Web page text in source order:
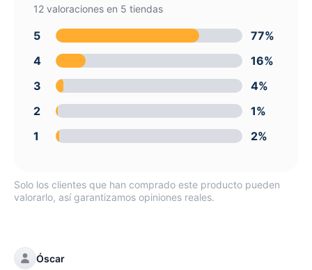
12 valoraciones en 5 tiendas
5
77%
4
16%
3
4%
2
1%
1
2%
Solo los clientes que han comprado este producto pueden
valorarlo, así garantizamos opiniones reales.
Óscar